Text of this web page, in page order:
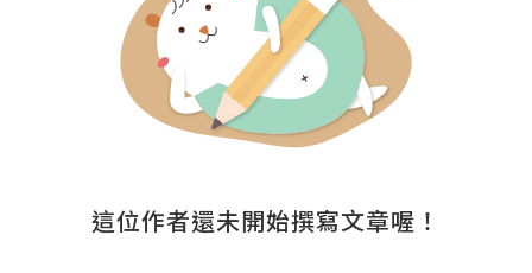
這位作者還未開始撰寫文章喔！